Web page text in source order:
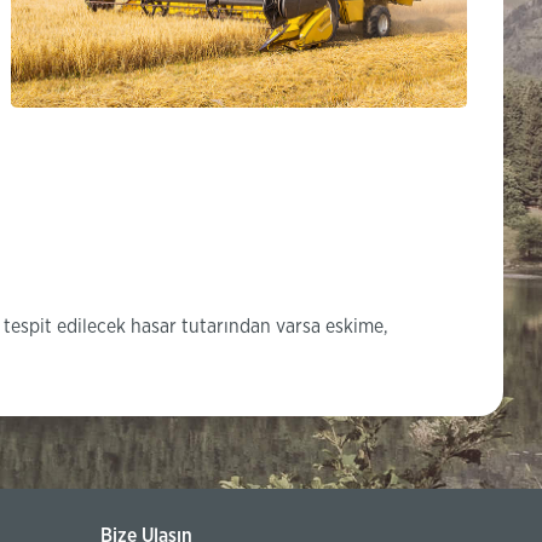
edilecek hasar tutarından varsa eskime,
Bize Ulaşın